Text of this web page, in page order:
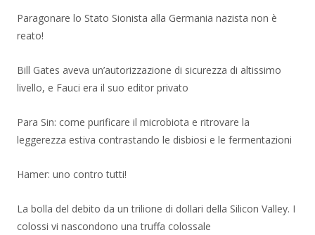
Paragonare lo Stato Sionista alla Germania nazista non è
reato!
Bill Gates aveva un’autorizzazione di sicurezza di altissimo
livello, e Fauci era il suo editor privato
Para Sin: come purificare il microbiota e ritrovare la
leggerezza estiva contrastando le disbiosi e le fermentazioni
Hamer: uno contro tutti!
La bolla del debito da un trilione di dollari della Silicon Valley. I
colossi vi nascondono una truffa colossale